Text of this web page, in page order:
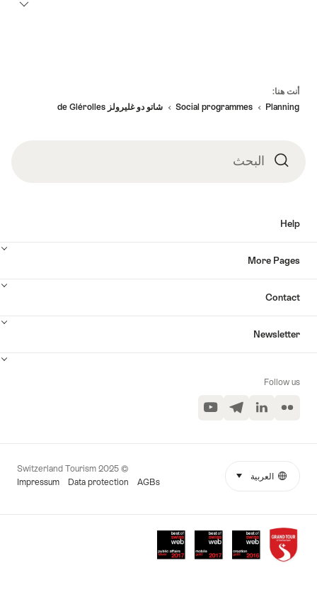
أنت هنا:
Planning
Social programmes​ شاتو دو غليرولز de Glérolles
البحثالبحث
Help
More Pages
Contact
Newsletter
Follow us
Flickr
LinkedIn
Telegram
YouTube
Awards
AGBs
Data protection
Impressum Language
العربيةselect (click to display)